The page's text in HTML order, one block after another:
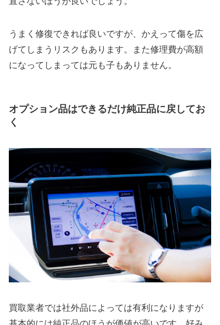
うまく修復できれば良いですが、かえって傷を広
げてしまうリスクもあります。また修理費が高額
になってしまっては元も子もありません。
オプション品はできるだけ純正品に戻してお
く
買取業者では社外品によっては有利になりますが